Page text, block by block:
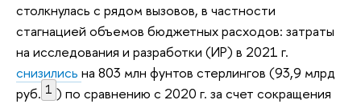
столкнулась с рядом вызовов, в частности
стагнацией объемов бюджетных расходов: затраты
на исследования и разработки (ИР) в 2021 г.
снизились на 803 млн фунтов стерлингов (93,9 млрд
руб. 1 ) по сравнению с 2020 г. за счет сокращения